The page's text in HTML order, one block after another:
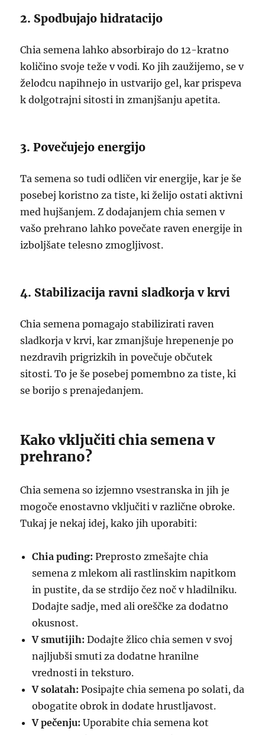
2. Spodbujajo hidratacijo
Chia semena lahko absorbirajo do 12-kratno
količino svoje teže v vodi. Ko jih zaužijemo, se v
želodcu napihnejo in ustvarijo gel, kar prispeva
k dolgotrajni sitosti in zmanjšanju apetita.
3. Povečujejo energijo
Ta semena so tudi odličen vir energije, kar je še
posebej koristno za tiste, ki želijo ostati aktivni
med hujšanjem. Z dodajanjem chia semen v
vašo prehrano lahko povečate raven energije in
izboljšate telesno zmogljivost.
4. Stabilizacija ravni sladkorja v krvi
Chia semena pomagajo stabilizirati raven
sladkorja v krvi, kar zmanjšuje hrepenenje po
nezdravih prigrizkih in povečuje občutek
sitosti. To je še posebej pomembno za tiste, ki
se borijo s prenajedanjem.
Kako vključiti chia semena v
prehrano?
Chia semena so izjemno vsestranska in jih je
mogoče enostavno vključiti v različne obroke.
Tukaj je nekaj idej, kako jih uporabiti:
Chia puding: Preprosto zmešajte chia
semena z mlekom ali rastlinskim napitkom
in pustite, da se strdijo čez noč v hladilniku.
Dodajte sadje, med ali oreščke za dodatno
okusnost.
V smutijih: Dodajte žlico chia semen v svoj
najljubši smuti za dodatne hranilne
vrednosti in teksturo.
V solatah: Posipajte chia semena po solati, da
obogatite obrok in dodate hrustljavost.
V pečenju: Uporabite chia semena kot